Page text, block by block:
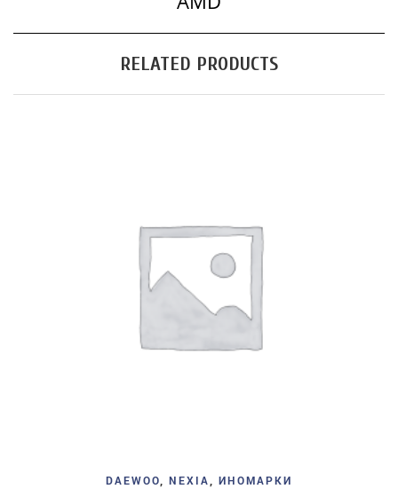
RELATED PRODUCTS
DAEWOO NEXIA ИНОМАРКИ